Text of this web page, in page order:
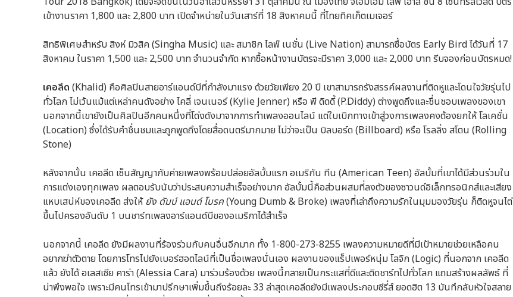
เข้างานราคา 1,800 และ 2,800 บาท เปิดจำหน่ายในวันเสาร์ที่ 18 สิงหาคมนี้ ที่ไทยทิคเก็ตเมเจอร์
สิทธิพิเศษสำหรับ สิงห์ มิวสิค (Singha Music) และ สมาชิก ไลฟ์ เนชั่น (Live Nation) สามารถซื้อบัตร Early Bird ได้วันที่ 17
สิงหาคม ในราคา 1,500 และ 2,500 บาท จำนวนจำกัด หากซื้อหน้างานบัตรจะมีราคา 3,000 และ 2,000 บาท รีบจองก่อนบัตรหมด!
เคอลีด (Khalid) คือศิลปินสายอาร์แอนด์บีที่กำลังมาแรง ด้วยวัยเพียง 20 ปี เขาสามารถรังสรรค์ผลงานที่ติดหูและโดนใจวัยรุ่นไป
ทั่วโลก ไม่เว้นแม้แต่เหล่าคนดังอย่าง ไคลี่ เจนเนอร์ (Kylie Jenner) หรือ พี ดิดดี้ (P.Diddy) ต่างพูดถึงและชื่นชอบเพลงของเขา
นอกจากนี้เขายังเป็นศิลปินอีกคนหนึ่งที่โด่งดังมาจากการทำเพลงออนไลน์ แต่ใบเบิกทางเข้าสู่วงการเพลงคงต้องยกให้ โลเคชั่น
(Location) ซึ่งได้รับคำชื่นชมและถูกพูดถึงโดยสื่อดนตรีมากมาย ไม่ว่าจะเป็น บิลบอร์ด (Billboard) หรือ โรลลิ่ง สโตน (Rolling
Stone)
หลังจากนั้น เคอลีด เซ็นสัญญากับค่ายเพลงพร้อมปล่อยอัลบั้มแรก อเมริกัน ทีน (American Teen) อัลบั้มที่เขาได้มีส่วนร่วมใน
การแต่งเองทุกเพลง ผลตอบรับนับว่าประสบความสำเร็จอย่างมาก อัลบั้มนี้คือส่วนผสมที่ลงตัวของซาวนด์อิเล็กทรอนิกส์และเสียง
แหบเสน่ห์ของเคอลีด ส่งให้ยัง ดัมบ์ แอนด์ โบรค(Young Dumb & Broke) เพลงที่เล่าถึงความรักในมุมมองวัยรุ่น ก็ติดหูจนไต่
ขึ้นไปครองอันดับ 1 บนชาร์ทเพลงอาร์แอนด์บีของอเมริกาได้สำเร็จ
นอกจากนี้ เคอลีด ยังมีผลงานที่ร้องร่วมกับคนอื่นอีกมาก ทั้ง 1-800-273-8255 เพลงความหมายดีที่มีเป้าหมายช่วยเหลือคน
อยากฆ่าตัวตาย โดยการโทรไปยังเบอร์ฮอตไลน์ที่เป็นชื่อเพลงนั่นเอง ผลงานของแร็ปเพอร์หนุ่ม โลจิก (Logic) ที่นอกจาก เคอลีด
แล้ว ยังได้ อเลสเซีย คาร่า (Alessia Cara) มาร่วมร้องด้วย เพลงนี้กลายเป็นกระแสที่ดีและติดชาร์ทไปทั่วโลก แถมสร้างผลลัพธ์ ที่
น่าพึงพอใจ เพราะมีคนโทรเข้ามาปรึกษาเพิ่มขึ้นถึงร้อยละ 33 ล่าสุดเคอลีดยังมีเพลงประกอบซีรี่ส์ ยอดฮิต 13 บันทึกลับหัวใจสลาย